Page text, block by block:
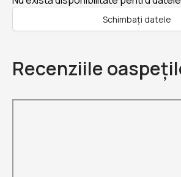
Schimbați datele
Recenziile